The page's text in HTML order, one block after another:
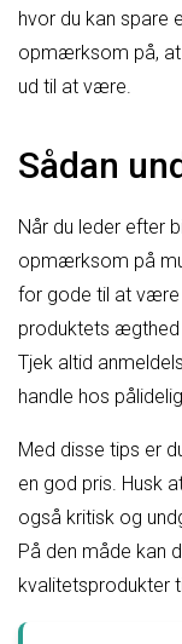
hvor du kan spare
opmærksom på, at
ud til at være.
Sådan
Når du leder efter
opmærksom på
for gode til at være
produktets ægthed
Tjek altid
handle hos
Med disse tips er
en god pris. Husk
også kritisk og
På den måde kan
kvalitetsprodukter